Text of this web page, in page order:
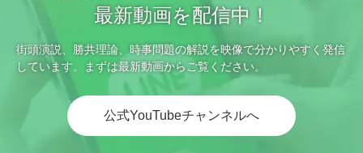
最新動画を配信中！
街頭演説、勝共理論、時事問題の解説を映像で分かりやすく発信
しています。まずは最新動画からご覧ください。
公式YouTubeチャンネルへ